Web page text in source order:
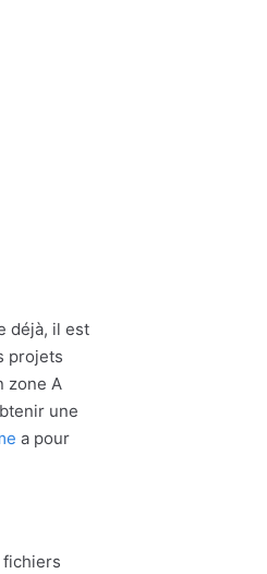
déjà, il est
projets
zone A
une
a pour
fichiers